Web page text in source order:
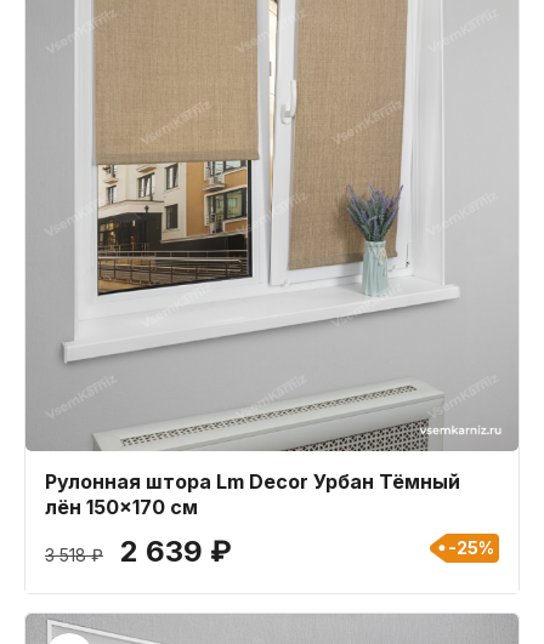
Рулонная штора Lm Decor Урбан Тёмный
лён 150x170 см
3 518 ₽ 2 639 ₽ -25%